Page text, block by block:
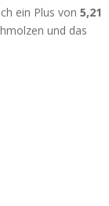
ein Plus von 5,21
und das